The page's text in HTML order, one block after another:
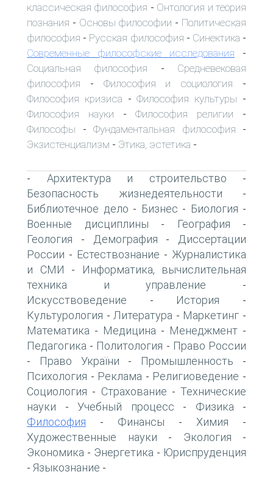
классическая философия - Онтология и теория
познания - Основы философии - Политическая
философия - Русская философия - Синектика -
Современные философские исследования -
Социальная философия - Средневековая
философия - Философия и социология -
Философия кризиса -Философия культуры -
Философия науки -Философия религии -
Философы - Фундаментальная философия -
Экзистенциализм - Этика, эстетика -
- Архитектура и строительство -
Безопасность жизнедеятельности -
Библиотечное дело - Бизнес - Биология -
Военные дисциплины - География -
Геология - Демография -
Диссертации
России - Естествознание - Журналистика
и СМИ -
Информатика, вычислительная
техника и управление -
Искусствоведение - История -
Культурология - Литература - Маркетинг -
Математика - Медицина - Менеджмент -
Педагогика - Политология - Право России
- Право України - Промышленность -
Психология - Реклама - Религиоведение -
Социология - Страхование - Технические
науки - Учебный процесс - Физика -
Философия - Финансы - Химия -
Художественные науки - Экология -
Экономика - Энергетика - Юриспруденция
- Языкознание -